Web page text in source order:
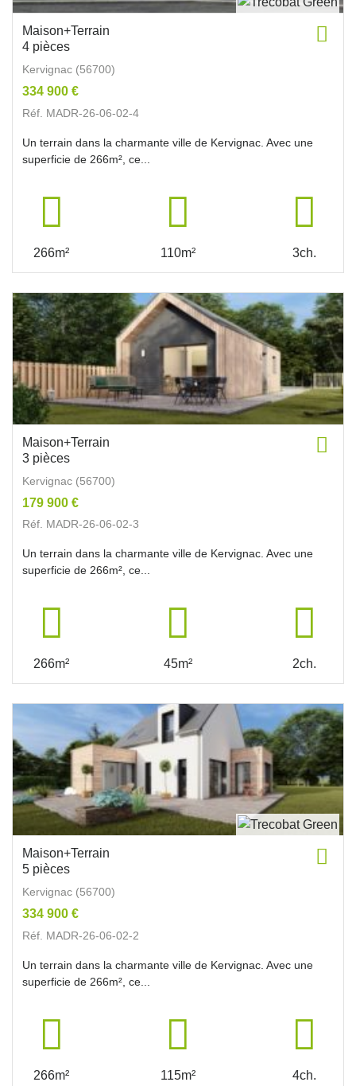
Maison+Terrain
4 pièces
Kervignac (56700)
334 900 €
Réf. MADR-26-06-02-4
Un terrain dans la charmante ville de Kervignac. Avec une
superficie de 266m², ce...
266m² 110m² 3ch.
Maison+Terrain
3 pièces
Kervignac (56700)
179 900 €
Réf. MADR-26-06-02-3
Un terrain dans la charmante ville de Kervignac. Avec une
superficie de 266m², ce...
266m² 45m² 2ch.
Maison+Terrain
5 pièces
Kervignac (56700)
334 900 €
Réf. MADR-26-06-02-2
Un terrain dans la charmante ville de Kervignac. Avec une
superficie de 266m², ce...
266m² 115m² 4ch.